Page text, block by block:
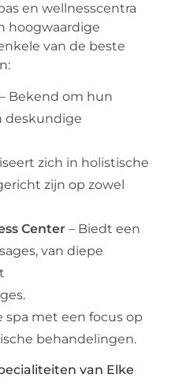
en wellnesscentra
hoogwaardige
van de beste
– Bekend om hun
deskundige
zich in holistische
zijn op zowel
Center – Biedt een
van diepe
spa met een focus op
behandelingen.
van Elke